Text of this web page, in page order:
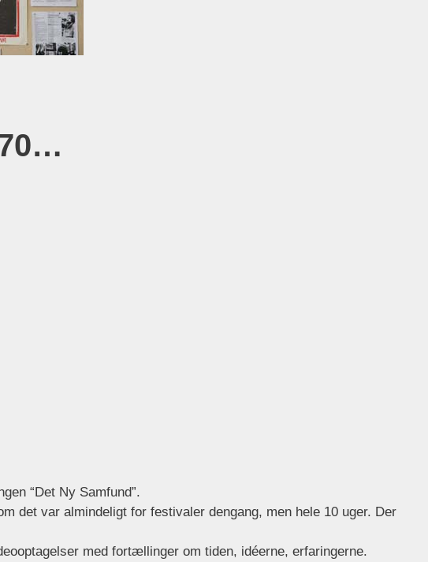
“Det Ny Samfund”.
det var almindeligt for festivaler dengang, men hele 10 uger. Der
med fortællinger om tiden, idéerne, erfaringerne.